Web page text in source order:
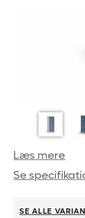
Læs mere
Se
SE ALLE